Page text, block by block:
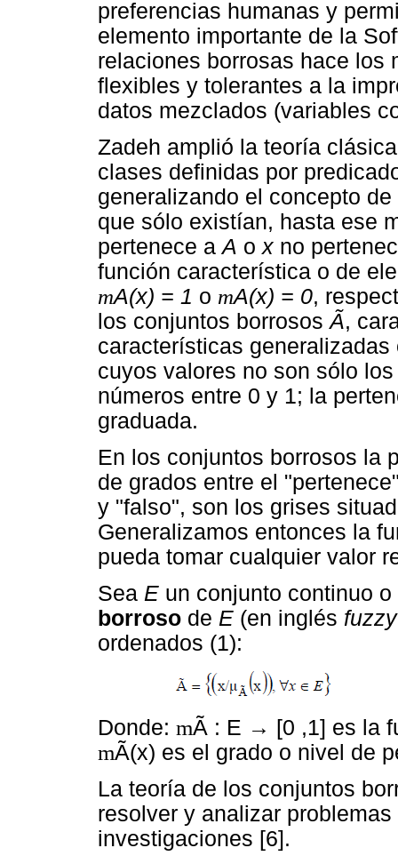
preferencias humanas y
elemento importante de la
relaciones borrosas hace los
flexibles y tolerantes a la
datos mezclados (variables
Zadeh amplió la teoría
clases definidas por
generalizando el concepto
que sólo existían, hasta ese
pertenece aA o x no
función característica o de
mA(x) = 1 o mA(x) = 0,
los conjuntos borrososÃ,
características
cuyos valores no son sólo
números entre 0 y 1; la
graduada.
En los conjuntos borrosos la
de grados entre el
y "falso", son los grises
Generalizamos entonces la
pueda tomar cualquier valor
Sea E un conjunto continuo
borroso de E (en inglés
ordenados (1):
Donde: mÃ : E → [0 ,1] es la
mÃ(x) es el grado o nivel de
La teoría de los conjuntos
resolver y analizar
investigaciones [6].